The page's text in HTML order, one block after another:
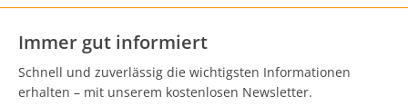
Immer gut informiert
Schnell und zuverlässig die wichtigsten Informationen
erhalten – mit unserem kostenlosen Newsletter.